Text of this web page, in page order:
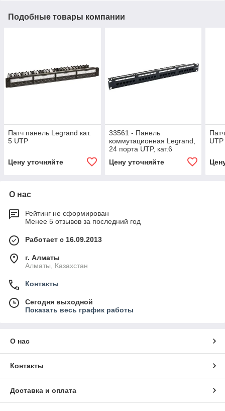
Подобные товары компании
Патч панель Legrand кат.
5 UTP
Цену уточняйте
33561 - Панель
коммутационная Legrand,
24 порта UTP, кат.6
Цену уточняйте
UTP
О нас
Рейтинг не сформирован
Менее 5 отзывов за последний год
Работает с 16.09.2013
г. Алматы
Алматы, Казахстан
Контакты
Сегодня выходной
Показать весь график работы
О нас
Контакты
Доставка и оплата